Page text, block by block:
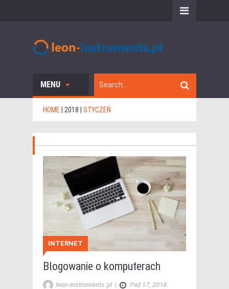
MENU
HOME 2018 STYCZEŃ
INTERNET
Blogowanie o komputerach
leon-instruments.pl | Paź 17, 2018